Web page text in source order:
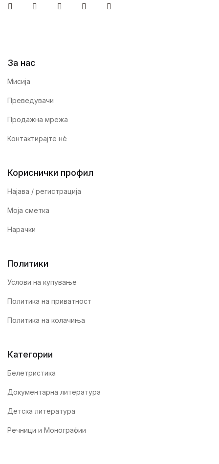
FacebookInstagramYoutube Twitter
За нас
Мисија
Преведувачи
Продажна мрежа
Контактирајте нè
Кориснички профил
Најава / регистрација
Моја сметка
Нарачки
Политики
Услови на купување
Политика на приватност
Политика на колачиња
Категории
Белетристика
Документарна литература
Детска литература
Речници и Монографии